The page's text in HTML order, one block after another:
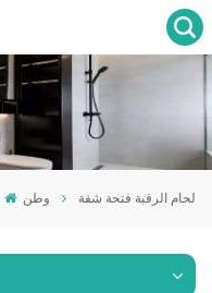
وطن لحام الرقبة فتحة شفة